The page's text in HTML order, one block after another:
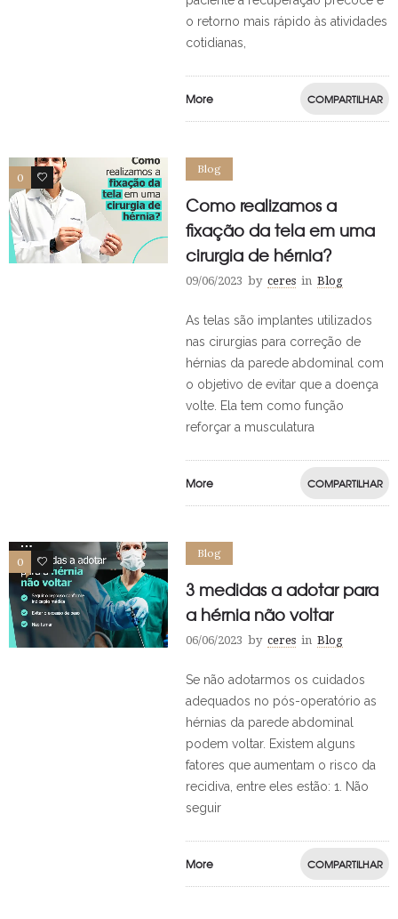
o retorno mais rápido às atividades
cotidianas,
More COMPARTILHAR
0 1
Blog
Como realizamos a
fixação da tela em uma
cirurgia de hérnia?
09/06/2023 by ceres in Blog
As telas são implantes utilizados
nas cirurgias para correção de
hérnias da parede abdominal com
o objetivo de evitar que a doença
volte. Ela tem como função
reforçar a musculatura
More COMPARTILHAR
0 0
Blog
3 medidas a adotar para
a hérnia não voltar
06/06/2023 by ceres in Blog
Se não adotarmos os cuidados
adequados no pós-operatório as
hérnias da parede abdominal
podem voltar. Existem alguns
fatores que aumentam o risco da
recidiva, entre eles estão: 1. Não
seguir
More COMPARTILHAR